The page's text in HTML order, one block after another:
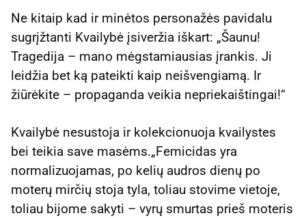
Ne kitaip kad ir minėtos personažės pavidalu
sugrįžtanti Kvailybė įsiveržia iškart: „Šaunu!
Tragedija – mano mėgstamiausias įrankis. Ji
leidžia bet ką pateikti kaip neišvengiamą. Ir
žiūrėkite – propaganda veikia nepriekaištingai!“
Kvailybė nesustoja ir kolekcionuoja kvailystes
bei teikia save masėms.„Femicidas yra
normalizuojamas, po kelių audros dienų po
moterų mirčių stoja tyla, toliau stovime vietoje,
toliau bijome sakyti – vyrų smurtas prieš moteris